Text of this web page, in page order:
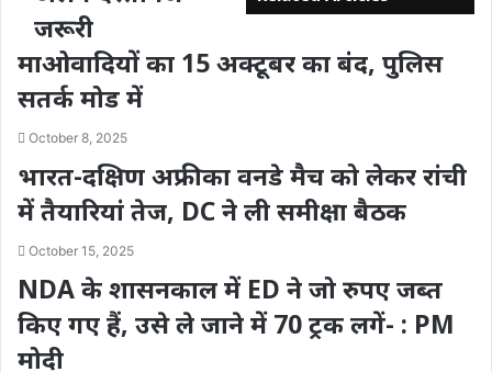
जरूरी
माओवादियों का 15 अक्टूबर का बंद, पुलिस
सतर्क मोड में
October 8, 2025
भारत-दक्षिण अफ्रीका वनडे मैच को लेकर रांची
में तैयारियां तेज, DC ने ली समीक्षा बैठक
October 15, 2025
NDA के शासनकाल में ED ने जो रुपए जब्त
किए गए हैं, उसे ले जाने में 70 ट्रक लगें- : PM
मोदी